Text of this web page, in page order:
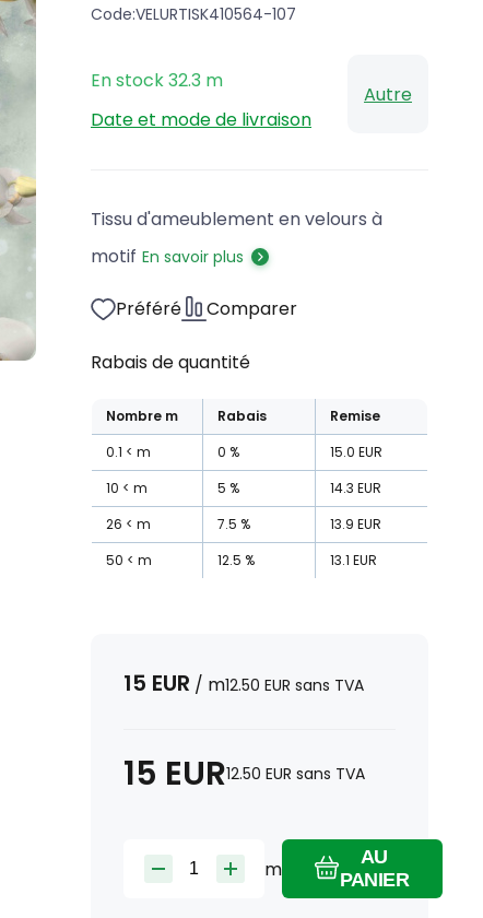
Code:VELURTISK410564-107
En stock32.3 m
Date et mode de livraison
Autre
Tissu d'ameublement en velours à
motif En savoir plus
Préféré Comparer
Rabais de quantité
Nombre m Rabais
Remise
0.1
m 0 % 15.0 EUR
10
m 5 % 14.3 EUR
26
m 7.5 % 13.9 EUR
50
m 12.5 % 13.1 EUR
15 EUR / m12.50 EUR sans TVA
15 EUR12.50 EUR sans TVA
m
AU
PANIER